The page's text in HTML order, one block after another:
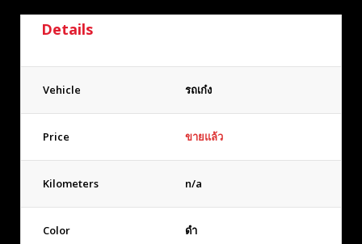
Details
Vehicle รถเก๋ง
Price ขายแล้ว
Kilometers n/a
Color ดำ